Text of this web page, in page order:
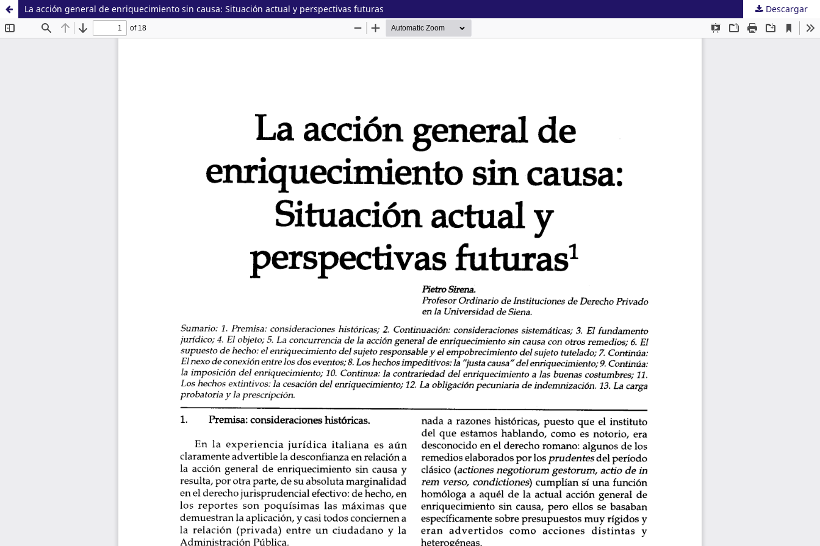
La acción general de enriquecimiento sin causa: Situación actual y perspectivas futuras Descargar